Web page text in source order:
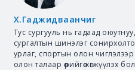
Х.Гаджидваанчиг
Тус сургууль нь гадаад
сургалтын шинэлэг
урлаг, спортын олон чиглэлээр
олон талаар өөрийгөө